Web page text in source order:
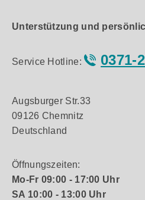
Unterstützung und
Service Hotline: 0371-
Augsburger Str.33
09126 Chemnitz
Deutschland
Öffnungszeiten:
Mo-Fr 09:00 - 17:00 Uhr
SA 10:00 - 13:00 Uhr